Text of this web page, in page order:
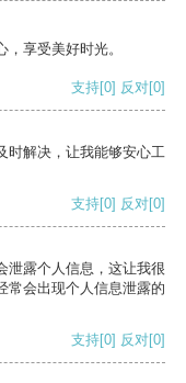
享受美好时光。
支持[0] 反对[0]
时解决，让我能够安心工
支持[0] 反对[0]
泄露个人信息，这让我很
常会出现个人信息泄露的
支持[0] 反对[0]